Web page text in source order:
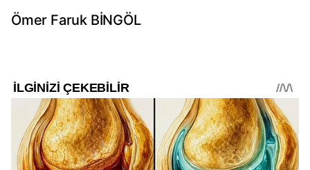
Ömer Faruk BİNGÖL